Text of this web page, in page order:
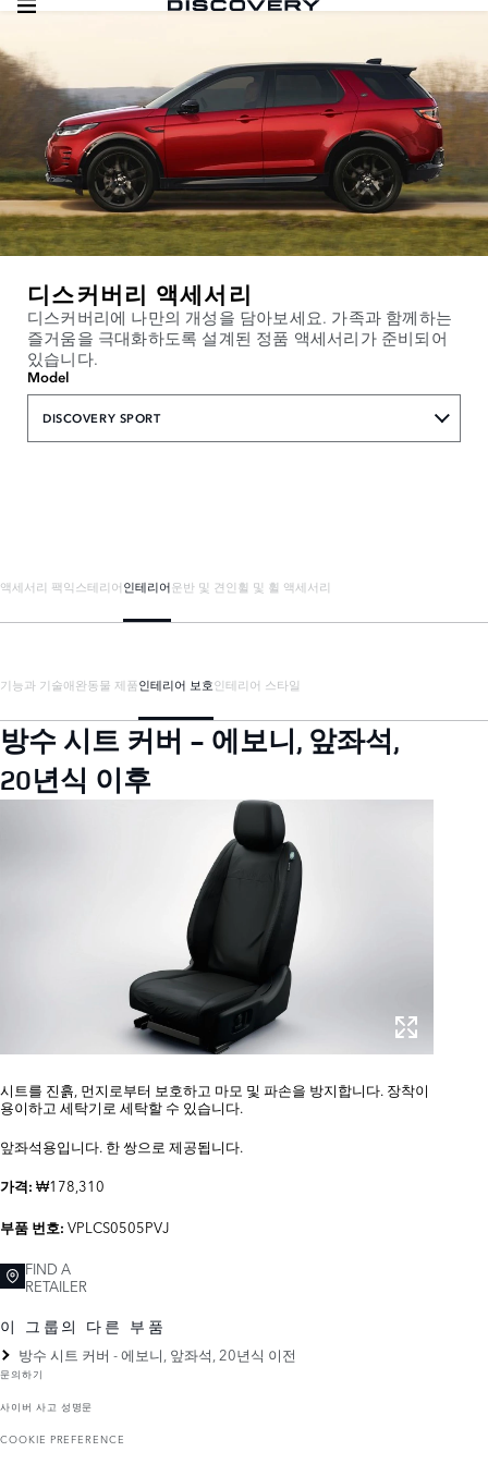
디스커버리 액세서리
디스커버리에 나만의 개성을 담아보세요. 가족과 함께하는
즐거움을 극대화하도록 설계된 정품 액세서리가 준비되어
있습니다.
Model
DISCOVERY SPORT
액세서리 팩익스테리어인테리어운반 및 견인휠 및 휠 액세서리
기능과 기술애완동물 제품인테리어 보호인테리어 스타일
방수 시트 커버 - 에보니, 앞좌석,
20년식 이후
시트를 진흙, 먼지로부터 보호하고 마모 및 파손을 방지합니다. 장착이
용이하고 세탁기로 세탁할 수 있습니다.
앞좌석용입니다. 한 쌍으로 제공됩니다.
가격: ₩178,310
부품 번호: VPLCS0505PVJ
FIND A
RETAILER
이 그룹의 다른 부품
방수 시트 커버 - 에보니, 앞좌석, 20년식 이전
문의하기
사이버 사고 성명문
COOKIE PREFERENCE